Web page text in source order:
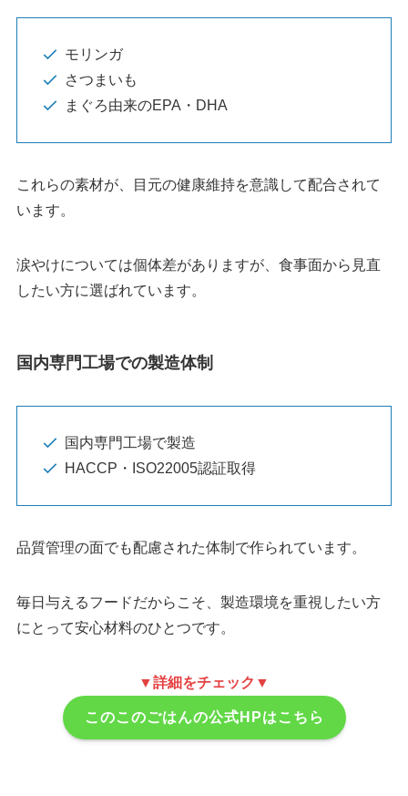
モリンガ
さつまいも
まぐろ由来のEPA・DHA
これらの素材が、目元の健康維持を意識して配合されて
います。
涙やけについては個体差がありますが、食事面から見直
したい方に選ばれています。
国内専門工場での製造体制
国内専門工場で製造
HACCP・ISO22005認証取得
品質管理の面でも配慮された体制で作られています。
毎日与えるフードだからこそ、製造環境を重視したい方
にとって安心材料のひとつです。
▼詳細をチェック▼
このこのごはんの公式HPはこちら